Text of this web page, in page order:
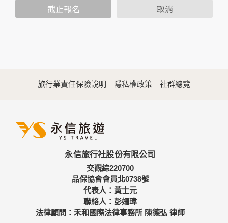
範圍內處理及利用您的個人資料；非經您書面同意，本網站不
會將個人資料用於其他用途。
為提供精確的服務，我們會將收集的問卷調查內容進行統計與
分析，分析結果之統計數據或說明文字呈現，除供內部研究
三、資料之保護
備及必要的安全防護措施，加以保護網站及您的個人資料採用
嚴格的保護措施，只由經過授權的人員才能接觸您的個人資
料，相關處理人員皆簽有保密合約，如有違反保密義務者，將
會受到相關的法律處分。
如因業務需要有必要委託其他單位提供服務時，本網站亦會嚴
格要求其遵守保密義務，並且採取必要檢查程序以確定其將確
實遵守。
截止報名 取消
旅行業責任保險說明 隱私權政策 社群總覽
永信旅行社股份有限公司
交觀綜220700
品保協會會員北0738號
代表人：黃士元
聯絡人：彭姍瑋
法律顧問：禾和國際法律事務所 陳德弘 律師